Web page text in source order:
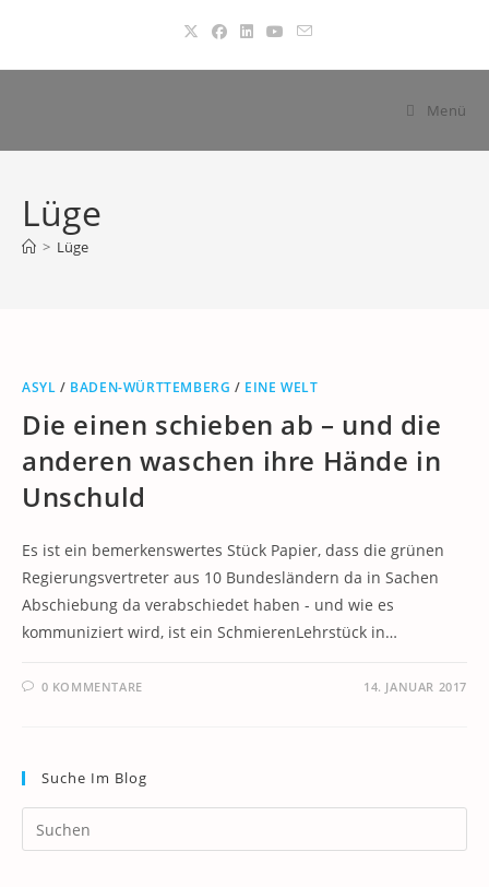
springen
Menü
Lüge
> Lüge
ASYL / BADEN-WÜRTTEMBERG / EINE WELT
Die einen schieben ab – und die
anderen waschen ihre Hände in
Unschuld
Es ist ein bemerkenswertes Stück Papier, dass die grünen
Regierungsvertreter aus 10 Bundesländern da in Sachen
Abschiebung da verabschiedet haben - und wie es
kommuniziert wird, ist ein SchmierenLehrstück in…
0 KOMMENTARE 14. JANUAR 2017
Suche Im Blog